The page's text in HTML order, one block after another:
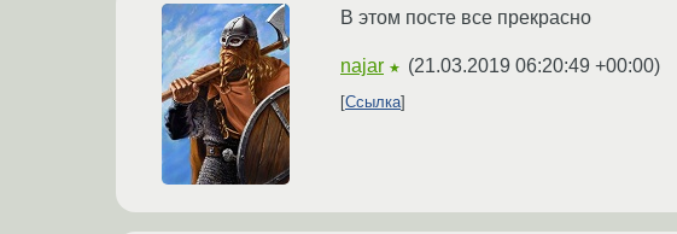
В этом посте все прекрасно
najar ★ (21.03.2019 06:20:49 +00:00)
Ссылка